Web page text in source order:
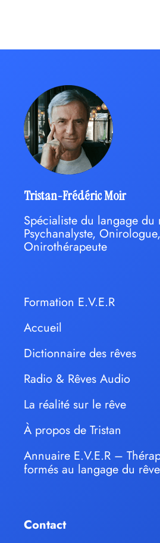
Tristan-Frédéric Moir
Spécialiste du langage du
Psychanalyste, Onirologue,
Onirothérapeute
Formation E.V.E.R
Accueil
Dictionnaire des rêves
Radio & Rêves Audio
La réalité sur le rêve
À propos de Tristan
Annuaire E.V.E.R –
formés au langage du rêve
Contact